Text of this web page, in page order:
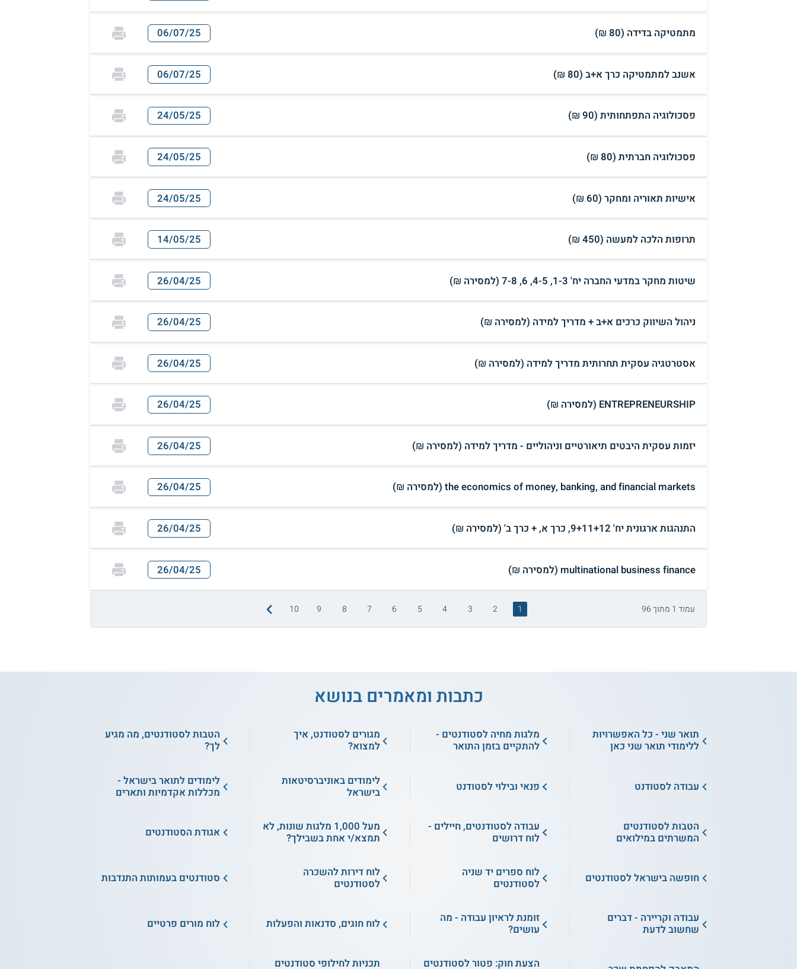
מתמטיקה בדידה (80 ₪) 06/07/25
אשנב למתמטיקה כרך א+ב (80 ₪) 06/07/25
פסכולוגיה התפתחותית (90 ₪) 24/05/25
פסכולוגיה חברתית (80 ₪) 24/05/25
אישיות תאוריה ומחקר (60 ₪) 24/05/25
תרופות הלכה למעשה (450 ₪) 14/05/25
שיטות מחקר במדעי החברה יח' 1-3, 4-5, 6, 7-8 (למסירה ₪) 26/04/25
ניהול השיווק כרכים א+ב + מדריך למידה (למסירה ₪) 26/04/25
אסטרטגיה עסקית תחרותית מדריך למידה (למסירה ₪) 26/04/25
ENTREPRENEURSHIP (למסירה ₪) 26/04/25
יזמות עסקית היבטים תיאורטיים וניהוליים - מדריך למידה (למסירה ₪) 26/04/25
the economics of money, banking, and financial markets (למסירה ₪) 26/04/25
התנהגות ארגונית יח' 9+11+12, כרך א, + כרך ב' (למסירה ₪) 26/04/25
multinational business finance (למסירה ₪) 26/04/25
עמוד 1 מתוך 96 1
2
3
4
5
6
7
8
9
10
כתבות ומאמרים בנושא
תואר שני - כל האפשרויות
ללימודי תואר שני כאן
מלגות מחיה לסטודנטים -
להתקיים בזמן התואר
מגורים לסטודנט, איך
למצוא?
הטבות לסטודנטים, מה מגיע
לך?
עבודה לסטודנט פנאי ובילוי לסטודנט
לימודים באוניברסיטאות
בישראל
לימודים לתואר בישראל -
מכללות אקדמיות ותארים
הטבות לסטודנטים
המשרתים במילואים
עבודה לסטודנטים, חיילים -
לוח דרושים
מעל 1,000 מלגות שונות, לא
תמצא/י אחת בשבילך?
אגודת הסטודנטים
חופשה בישראל לסטודנטים
לוח ספרים יד שניה
לסטודנטים
לוח דירות להשכרה
לסטודנטים
סטודנטים בעמותות התנדבות
עבודה וקריירה - דברים
שחשוב לדעת
זומנת לראיון עבודה - מה
עושים?
לוח חוגים, סדנאות והפעלות לוח מורים פרטיים
הצעת חוק: פטור לסטודנטים
תכניות לחילופי סטודנטים